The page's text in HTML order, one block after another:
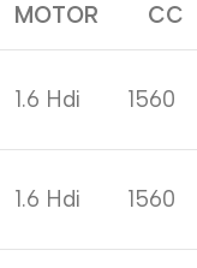
MOTOR CC
1.6 Hdi 1560
1.6 Hdi 1560